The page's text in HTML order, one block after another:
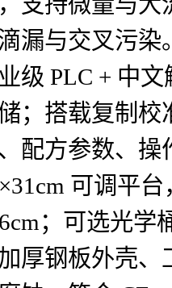
漏与交叉污染
级 PLC + 中
；搭载复制
配方参数、
可调平
；可选光
厚钢板外壳